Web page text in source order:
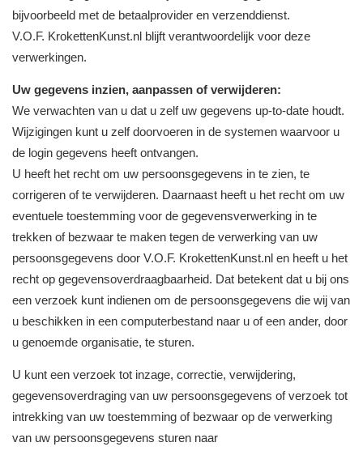
bijvoorbeeld met de betaalprovider en verzenddienst.
V.O.F. KrokettenKunst.nl blijft verantwoordelijk voor deze
verwerkingen.
Uw gegevens inzien, aanpassen of verwijderen:
We verwachten van u dat u zelf uw gegevens up-to-date houdt.
Wijzigingen kunt u zelf doorvoeren in de systemen waarvoor u
de login gegevens heeft ontvangen.
U heeft het recht om uw persoonsgegevens in te zien, te
corrigeren of te verwijderen. Daarnaast heeft u het recht om uw
eventuele toestemming voor de gegevensverwerking in te
trekken of bezwaar te maken tegen de verwerking van uw
persoonsgegevens door V.O.F. KrokettenKunst.nl en heeft u het
recht op gegevensoverdraagbaarheid. Dat betekent dat u bij ons
een verzoek kunt indienen om de persoonsgegevens die wij van
u beschikken in een computerbestand naar u of een ander, door
u genoemde organisatie, te sturen.
U kunt een verzoek tot inzage, correctie, verwijdering,
gegevensoverdraging van uw persoonsgegevens of verzoek tot
intrekking van uw toestemming of bezwaar op de verwerking
van uw persoonsgegevens sturen naar